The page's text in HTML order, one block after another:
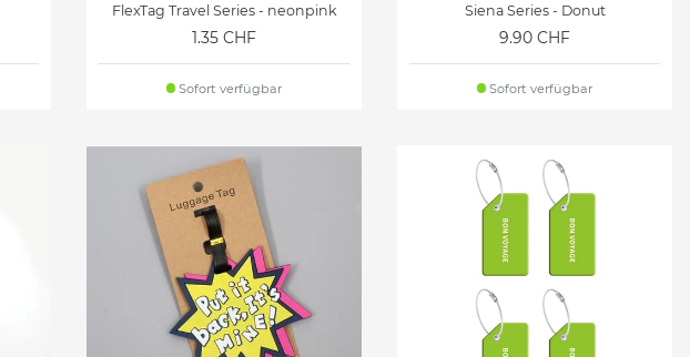
FlexTag Travel Series - neonpink
1.35 CHF
Sofort verfügbar
Siena Series - Donut
9.90 CHF
Sofort verfügbar